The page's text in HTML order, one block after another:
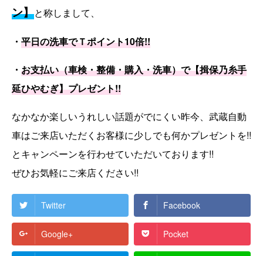
ン】と称しまして、
・ 平日の洗車でＴポイント10倍!!
・ お支払い（車検・整備・購入・洗車）で【揖保乃糸手
延ひやむぎ】プレゼント!!
なかなか楽しいうれしい話題がでにくい昨今、武蔵自動
車はご来店いただくお客様に少しでも何かプレゼントを!!
とキャンペーンを行わせていただいております!!
ぜひお気軽にご来店ください!!
Twitter Facebook
Google+ Pocket